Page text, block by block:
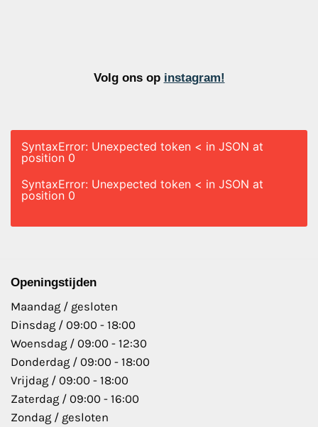
Volg ons op instagram!
SyntaxError: Unexpected token < in JSON at
position 0
SyntaxError: Unexpected token < in JSON at
position 0
Openingstijden
Maandag / gesloten
Dinsdag / 09:00 - 18:00
Woensdag / 09:00 - 12:30
Donderdag / 09:00 - 18:00
Vrijdag / 09:00 - 18:00
Zaterdag / 09:00 - 16:00
Zondag / gesloten